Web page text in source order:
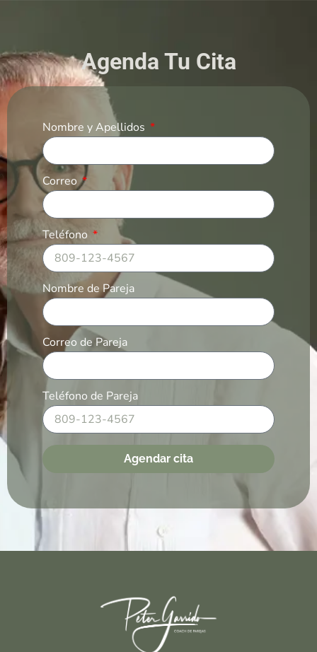
Agenda Tu Cita
Nombre y Apellidos
Correo
Teléfono
Nombre de Pareja
Correo de Pareja
Teléfono de Pareja
Agendar cita